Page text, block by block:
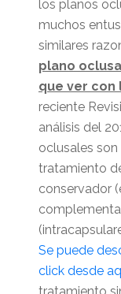
los planos
muchos
similares
plano
que ver con
reciente
análisis del
oclusales
tratamiento
conservador
Se puede
click desde